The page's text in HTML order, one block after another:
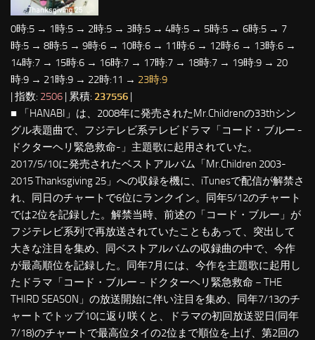
0時:5 → 1時:5 → 2時:5 → 3時:5 → 4時:5 → 5時:5 → 6時:5 → 7
時:5 → 8時:5 → 9時:6 → 10時:6 → 11時:6 → 12時:6 → 13時:6 →
14時:7 → 15時:6 → 16時:7 → 17時:7 → 18時:7 → 19時:9 → 20
時:9 → 21時:9 → 22時:11 → 23時:9
| 指数: 2506 | 累積: 237556 |
■ 「HANABI」は、2008年に発売されたMr.Childrenの33thシン
グル表題曲で、フジテレビ系テレビドラマ「コード・ブルー -
ドクターヘリ緊急救命-」主題歌に起用されていた。
2017/5/10に発売されたベストアルバム「Mr.Children 2003-
2015 Thanksgiving 25」への収録を機に、iTunesで配信が解禁さ
れ、同日のチャートで6位にランクイン。同年5/12のチャート
では2位を記録した。解禁当時、前述の「コード・ブルー」が
フジテレビ系列で再放送されていたこともあって、突出して
大きな注目を集め、同ベストアルバムの収録曲の中で、今作
が最高順位を記録した。同年7月には、今作を主題歌に起用し
たドラマ「コード・ブルー－ドクターヘリ緊急救命－THE
THIRD SEASON」の放送開始に伴い注目を集め、同年7/13のチ
ャートでトップ10に返り咲くと、ドラマの初回放送翌日(同年
7/18)のチャートで最高位タイの2位まで順位を上げ、第2回の